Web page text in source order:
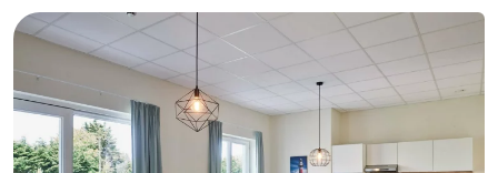
Nieuwpoort
Suites
Westende
Ferienhäuser
Nieuwpoort
-
Oostduinkerke
-